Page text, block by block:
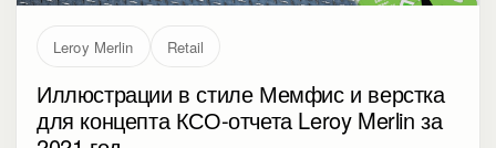
Leroy Merlin Retail
Иллюстрации в стиле Мемфис и верстка
для концепта КСО-отчета Leroy Merlin за